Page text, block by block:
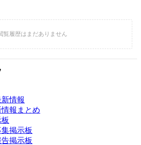
情報
報まとめ
掲示板
掲示板